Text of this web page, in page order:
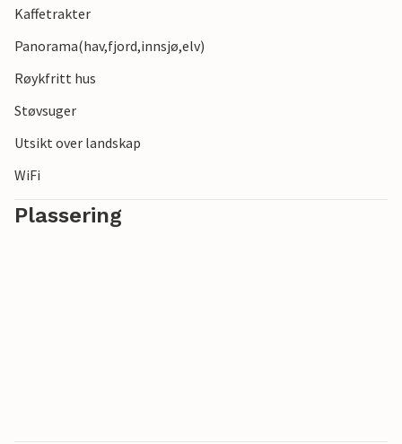
Kaffetrakter
Panorama(hav,fjord,innsjø,elv)
Røykfritt hus
Støvsuger
Utsikt over landskap
WiFi
Plassering